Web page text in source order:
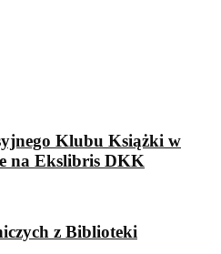
Klubu Książki w
na Ekslibris DKK
z Biblioteki